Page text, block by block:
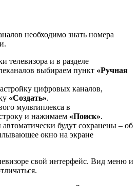
необходимо знать номера
телевизора и в разделе
выбираем пункт «Ручная
цифровых каналов,
«Создать».
мультиплекса в
и нажимаем «Поиск».
будут сохранены – об
окно на экране
свой интерфейс. Вид меню и